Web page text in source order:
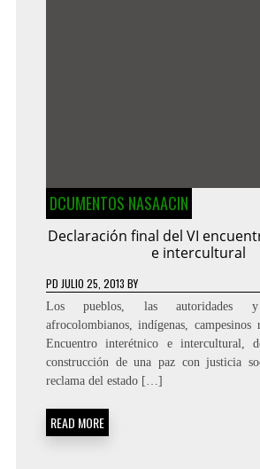
DCUMENTOS NASAACIN
Declaración final del VI
e intercultural
PD JULIO 25, 2013 BY
Los pueblos, las autoridades y
afrocolombianos, indígenas,
Encuentro interétnico e
construcción de una paz con justicia
reclama del estado […]
READ MORE